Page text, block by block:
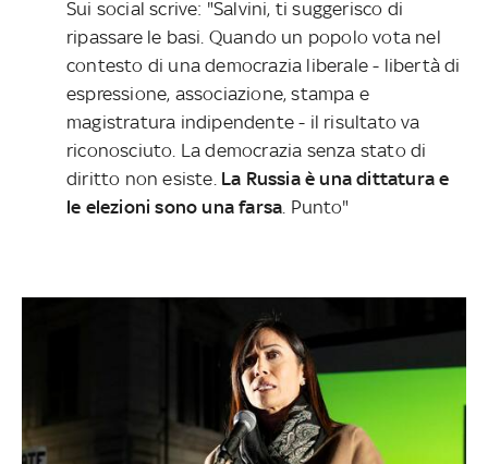
Sui social scrive: "Salvini, ti suggerisco di
ripassare le basi. Quando un popolo vota nel
contesto di una democrazia liberale - libertà di
espressione, associazione, stampa e
magistratura indipendente - il risultato va
riconosciuto. La democrazia senza stato di
diritto non esiste. La Russia è una dittatura e
le elezioni sono una farsa. Punto"